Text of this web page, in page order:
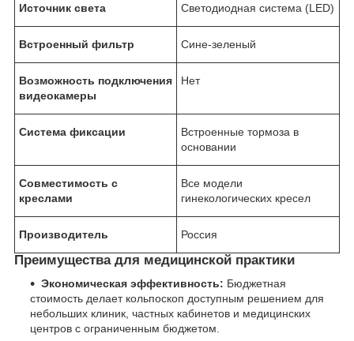
Источник света Светодиодная система (LED)
Встроенный фильтр Сине-зеленый
Возможность подключения
видеокамеры
Нет
Система фиксации
Встроенные тормоза в
основании
Совместимость с
креслами
Все модели
гинекологических кресел
Производитель Россия
Преимущества для медицинской практики
Экономическая эффективность: Бюджетная
стоимость делает кольпоскоп доступным решением для
небольших клиник, частных кабинетов и медицинских
центров с ограниченным бюджетом.